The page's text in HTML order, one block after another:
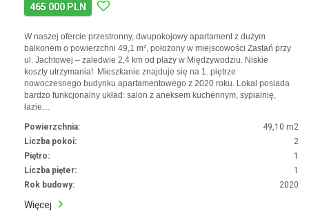
465 000 PLN
W naszej ofercie przestronny, dwupokojowy apartament z dużym
balkonem o powierzchni 49,1 m², położony w miejscowości Zastań przy
ul. Jachtowej – zaledwie 2,4 km od plaży w Międzywodziu. Niskie
koszty utrzymania! Mieszkanie znajduje się na 1. piętrze
nowoczesnego budynku apartamentowego z 2020 roku. Lokal posiada
bardzo funkcjonalny układ: salon z aneksem kuchennym, sypialnię,
łazie…
Powierzchnia:
49,10 m2
Liczba pokoi:
2
Piętro:
1
Liczba pięter:
1
Rok budowy:
2020
Więcej